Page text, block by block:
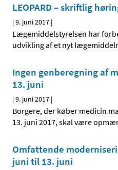
LEOPARD – skriftlig
|9. juni 2017 |
Lægemiddelstyrelsen har
udvikling af et nyt
Ingen genberegning af
13. juni
|9. juni 2017 |
Borgere, der køber medicin
13. juni 2017, skal være
Omfattende
juni til 13. juni